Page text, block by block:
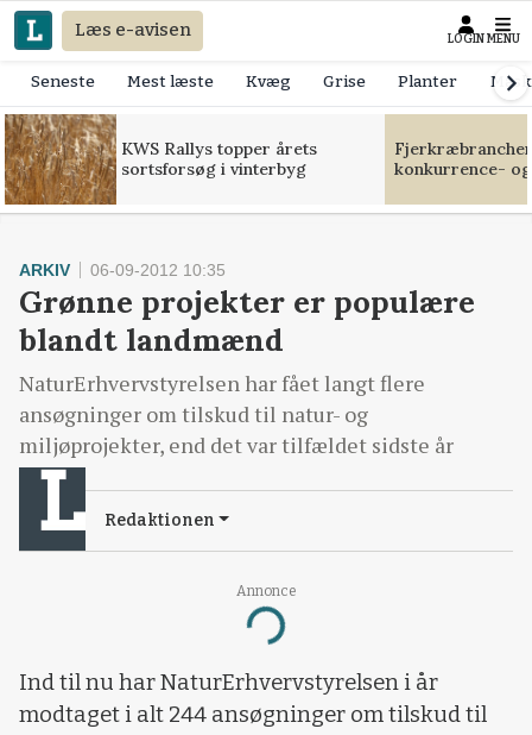
Læs e-avisen LOGIN MENU
Seneste Mest læste Kvæg Grise Planter
KWS Rallys topper årets
sortsforsøg i vinterbyg
konkurrence-
Annonce
Loading...
ARKIV 06-09-2012 10:35
Grønne projekter er populære
blandt landmænd
NaturErhvervstyrelsen har fået langt flere
ansøgninger om tilskud til natur- og
miljøprojekter, end det var tilfældet sidste år
Redaktionen
Ind til nu har NaturErhvervstyrelsen i år
modtaget i alt 244 ansøgninger om tilskud til